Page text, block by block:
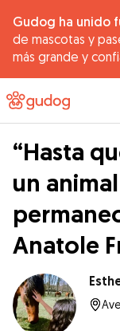
Gudog ha unido
de mascotas y
más grande y
“Hasta
un
Anatole